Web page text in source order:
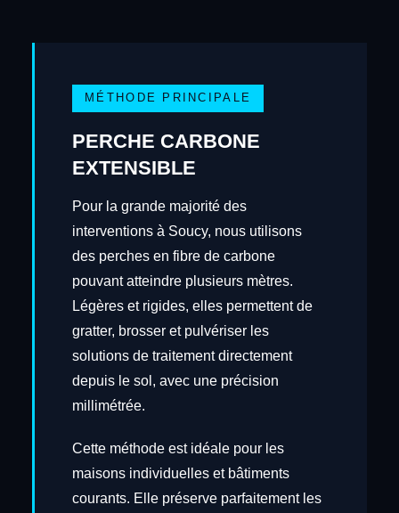
MÉTHODE PRINCIPALE
PERCHE CARBONE
EXTENSIBLE
Pour la grande majorité des
interventions à Soucy, nous utilisons
des perches en fibre de carbone
pouvant atteindre plusieurs mètres.
Légères et rigides, elles permettent de
gratter, brosser et pulvériser les
solutions de traitement directement
depuis le sol, avec une précision
millimétrée.
Cette méthode est idéale pour les
maisons individuelles et bâtiments
courants. Elle préserve parfaitement les